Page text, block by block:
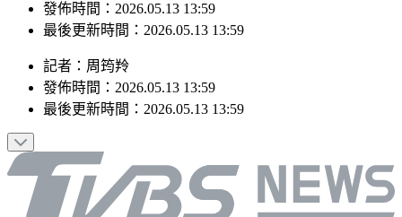
發佈時間：2026.05.13 13:59
最後更新時間：2026.05.13 13:59
記者 ： 周筠羚
發佈時間： 2026.05.13 13:59
最後更新時間： 2026.05.13 13:59